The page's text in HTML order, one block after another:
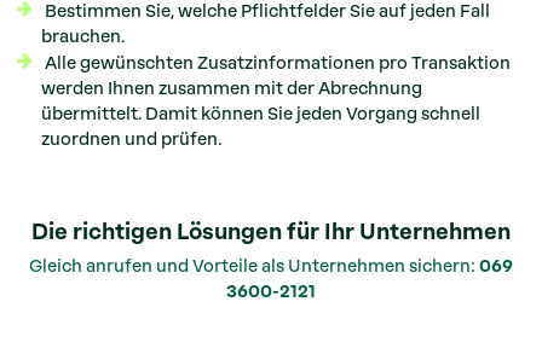
Bestimmen Sie, welche Pflichtfelder Sie auf jeden Fall
brauchen.
Alle gewünschten Zusatzinformationen pro Transaktion
werden Ihnen zusammen mit der Abrechnung
übermittelt. Damit können Sie jeden Vorgang schnell
zuordnen und prüfen.
Die richtigen Lösungen für Ihr Unternehmen
Gleich anrufen und Vorteile als Unternehmen sichern: 069
3600-2121